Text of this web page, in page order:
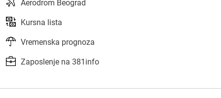
Aerodrom Beograd
Kursna lista
Vremenska prognoza
Zaposlenje na 381info